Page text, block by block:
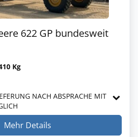
622 GP bundesweit
Kg
NACH ABSPRACHE MIT
Mehr Details